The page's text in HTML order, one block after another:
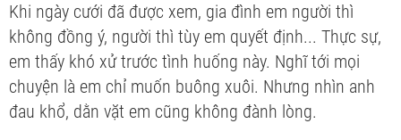
Khi ngày cưới đã được xem, gia đình em người thì
không đồng ý, người thì tùy em quyết định... Thực sự,
em thấy khó xử trước tình huống này. Nghĩ tới mọi
chuyện là em chỉ muốn buông xuôi. Nhưng nhìn anh
đau khổ, dằn vặt em cũng không đành lòng.